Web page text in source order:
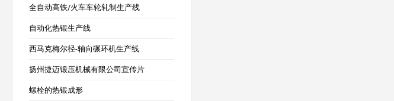
全自动高铁/火车车轮轧制生产线
自动化热锻生产线
西马克梅尔径-轴向碾环机生产线
扬州捷迈锻压机械有限公司宣传片
螺栓的热锻成形